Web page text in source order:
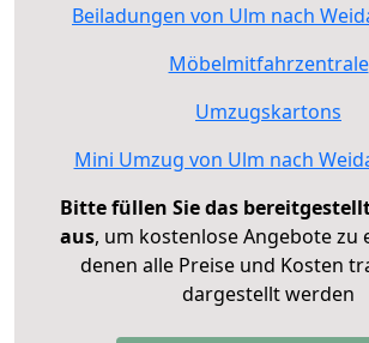
Beiladungen von Ulm nach
Möbelmitfahrzentrale
Umzugskartons
Mini Umzug von Ulm nach
Bitte füllen Sie das
aus, um kostenlose Angebote zu
denen alle Preise und Kosten
dargestellt werden